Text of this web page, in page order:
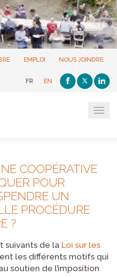
EMPLOI NOUS JOINDRE
FR EN
COOPÉRATIVE
POUR
UN
PROCÉDURE
?
suivants de la Loi sur les
les différents motifs qui
soutien de l’imposition